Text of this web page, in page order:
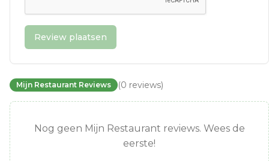
Review plaatsen
Mijn Restaurant Reviews (0 reviews)
Nog geen Mijn Restaurant reviews. Wees de
eerste!